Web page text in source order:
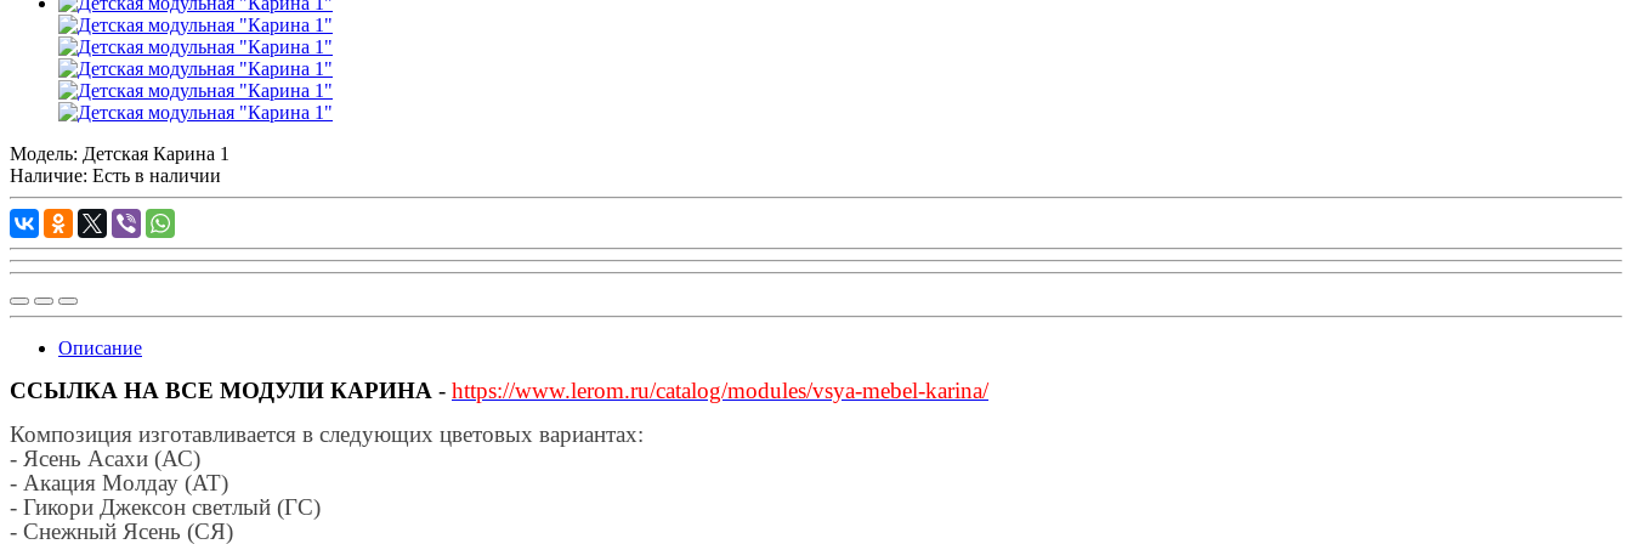
Модель: Детская Карина 1
Наличие: Есть в наличии
Описание
ССЫЛКА НА ВСЕ МОДУЛИ КАРИНА - https://www.lerom.ru/catalog/modules/vsya-mebel-karina/
Композиция изготавливается в следующих цветовых вариантах:
- Ясень Асахи (АС)
- Акация Молдау (АТ)
- Гикори Джексон светлый (ГС)
- Снежный Ясень (СЯ)